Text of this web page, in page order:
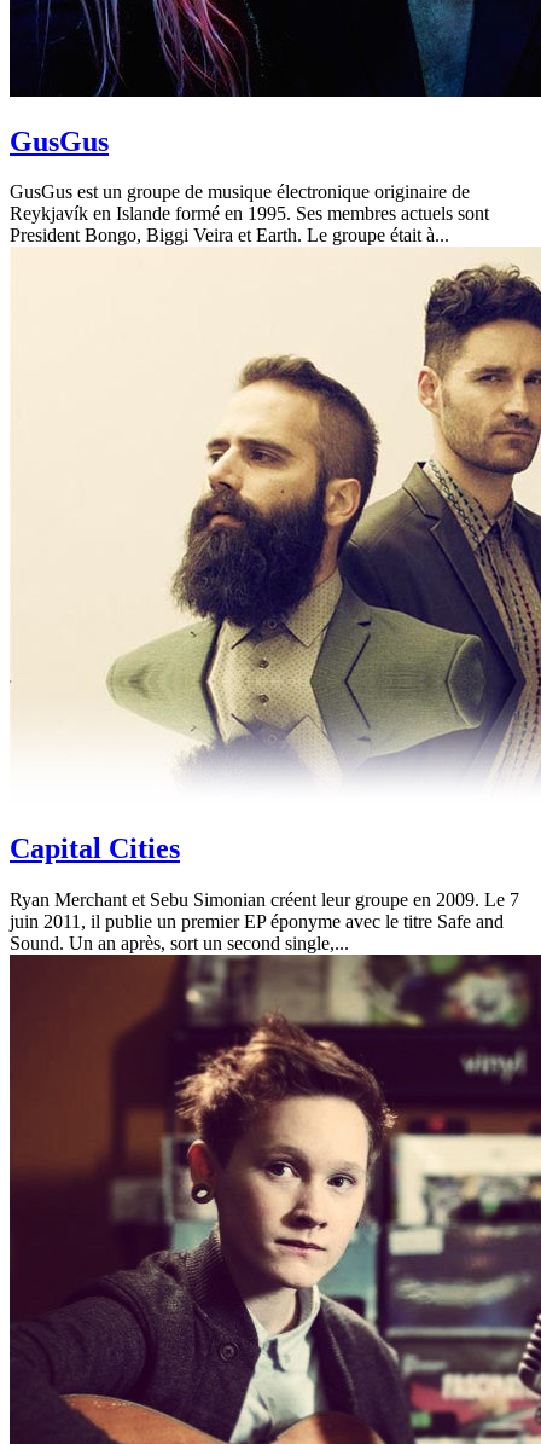
GusGus
GusGus est un groupe de musique électronique originaire de
Reykjavík en Islande formé en 1995. Ses membres actuels sont
President Bongo, Biggi Veira et Earth. Le groupe était à...
Capital Cities
Ryan Merchant et Sebu Simonian créent leur groupe en 2009. Le 7
juin 2011, il publie un premier EP éponyme avec le titre Safe and
Sound. Un an après, sort un second single,...